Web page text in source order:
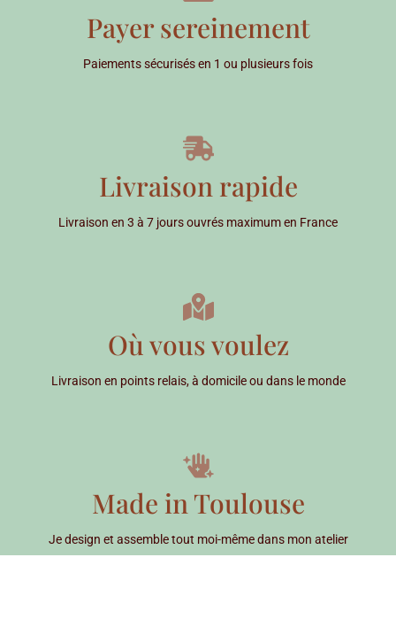
Payer sereinement
Paiements sécurisés en 1 ou plusieurs fois
Livraison rapide
Livraison en 3 à 7 jours ouvrés maximum en France
Où vous voulez
Livraison en points relais, à domicile ou dans le monde
Made in Toulouse
Je design et assemble tout moi-même dans mon atelier